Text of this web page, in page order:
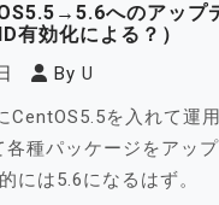
へのアップ
有効化による？）
By U
CentOS5.5を入れて運
種パッケージをアッ
には5.6になるはず。